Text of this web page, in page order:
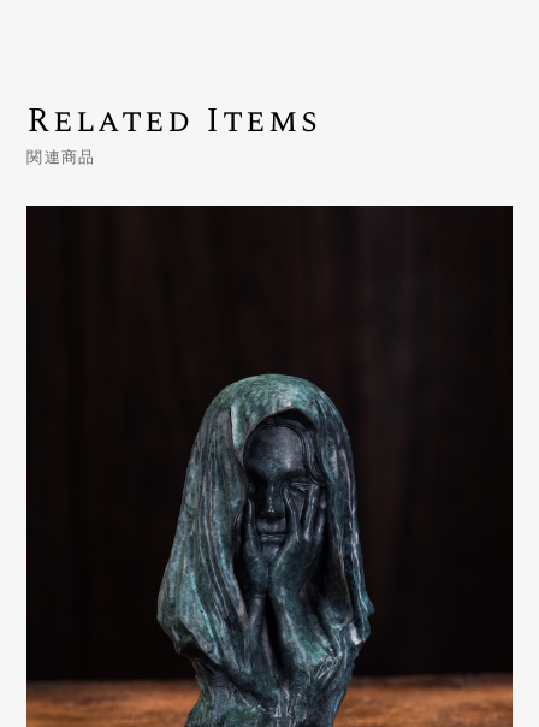
Related Items
関連商品